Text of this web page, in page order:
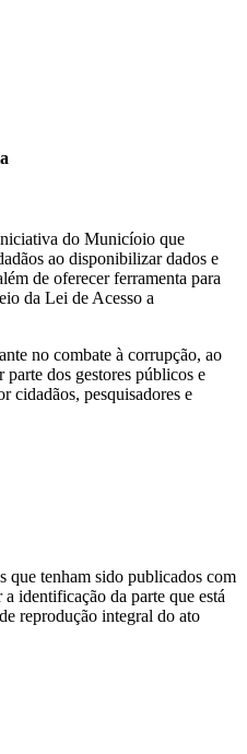
do Municíoio que
ao disponibilizar dados e
de oferecer ferramenta para
da Lei de Acesso a
no combate à corrupção, ao
dos gestores públicos e
cidadãos, pesquisadores e
que tenham sido publicados com
identificação da parte que está
reprodução integral do ato